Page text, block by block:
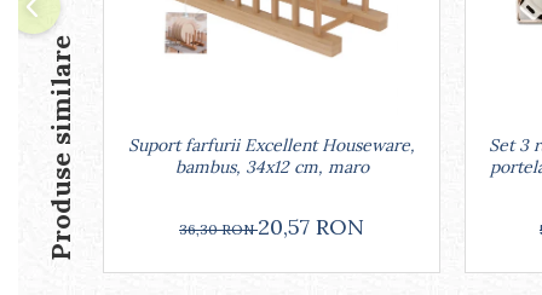
Vesela si tacamuri
Boluri
Farfurii
Scurgatoare vase
Seturi de tacamuri
Suporturi pentru tacamuri
Cani
Cesti
Pahare
Produse similare
Suport farfurii Excellent Houseware,
bambus, 34x12 cm, maro
36,30 RON20,57 RON
Set 3